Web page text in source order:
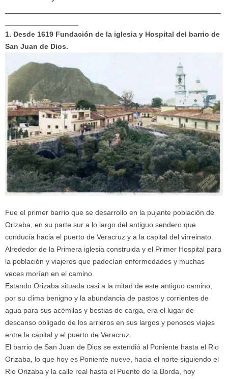
1. Desde 1619 Fundación de la iglesia y Hospital del barrio de
San Juan de Dios.
Fue el primer barrio que se desarrollo en la pujante población de
Orizaba, en su parte sur a lo largo del antiguo sendero que
conducía hacia el puerto de Veracruz y a la capital del virreinato.
Alrededor de la Primera iglesia construida y el Primer Hospital para
la población y viajeros que padecían enfermedades y muchas
veces morían en el camino.
Estando Orizaba situada casi a la mitad de este antiguo camino,
por su clima benigno y la abundancia de pastos y corrientes de
agua para sus acémilas y bestias de carga, era el lugar de
descanso obligado de los arrieros en sus largos y penosos viajes
entre la capital y el puerto de Veracruz.
El barrio de San Juan de Dios se extendió al Poniente hasta el Rio
Orizaba, lo que hoy es Poniente nueve, hacia el norte siguiendo el
Rio Orizaba y la calle real hasta el Puente de la Borda, hoy